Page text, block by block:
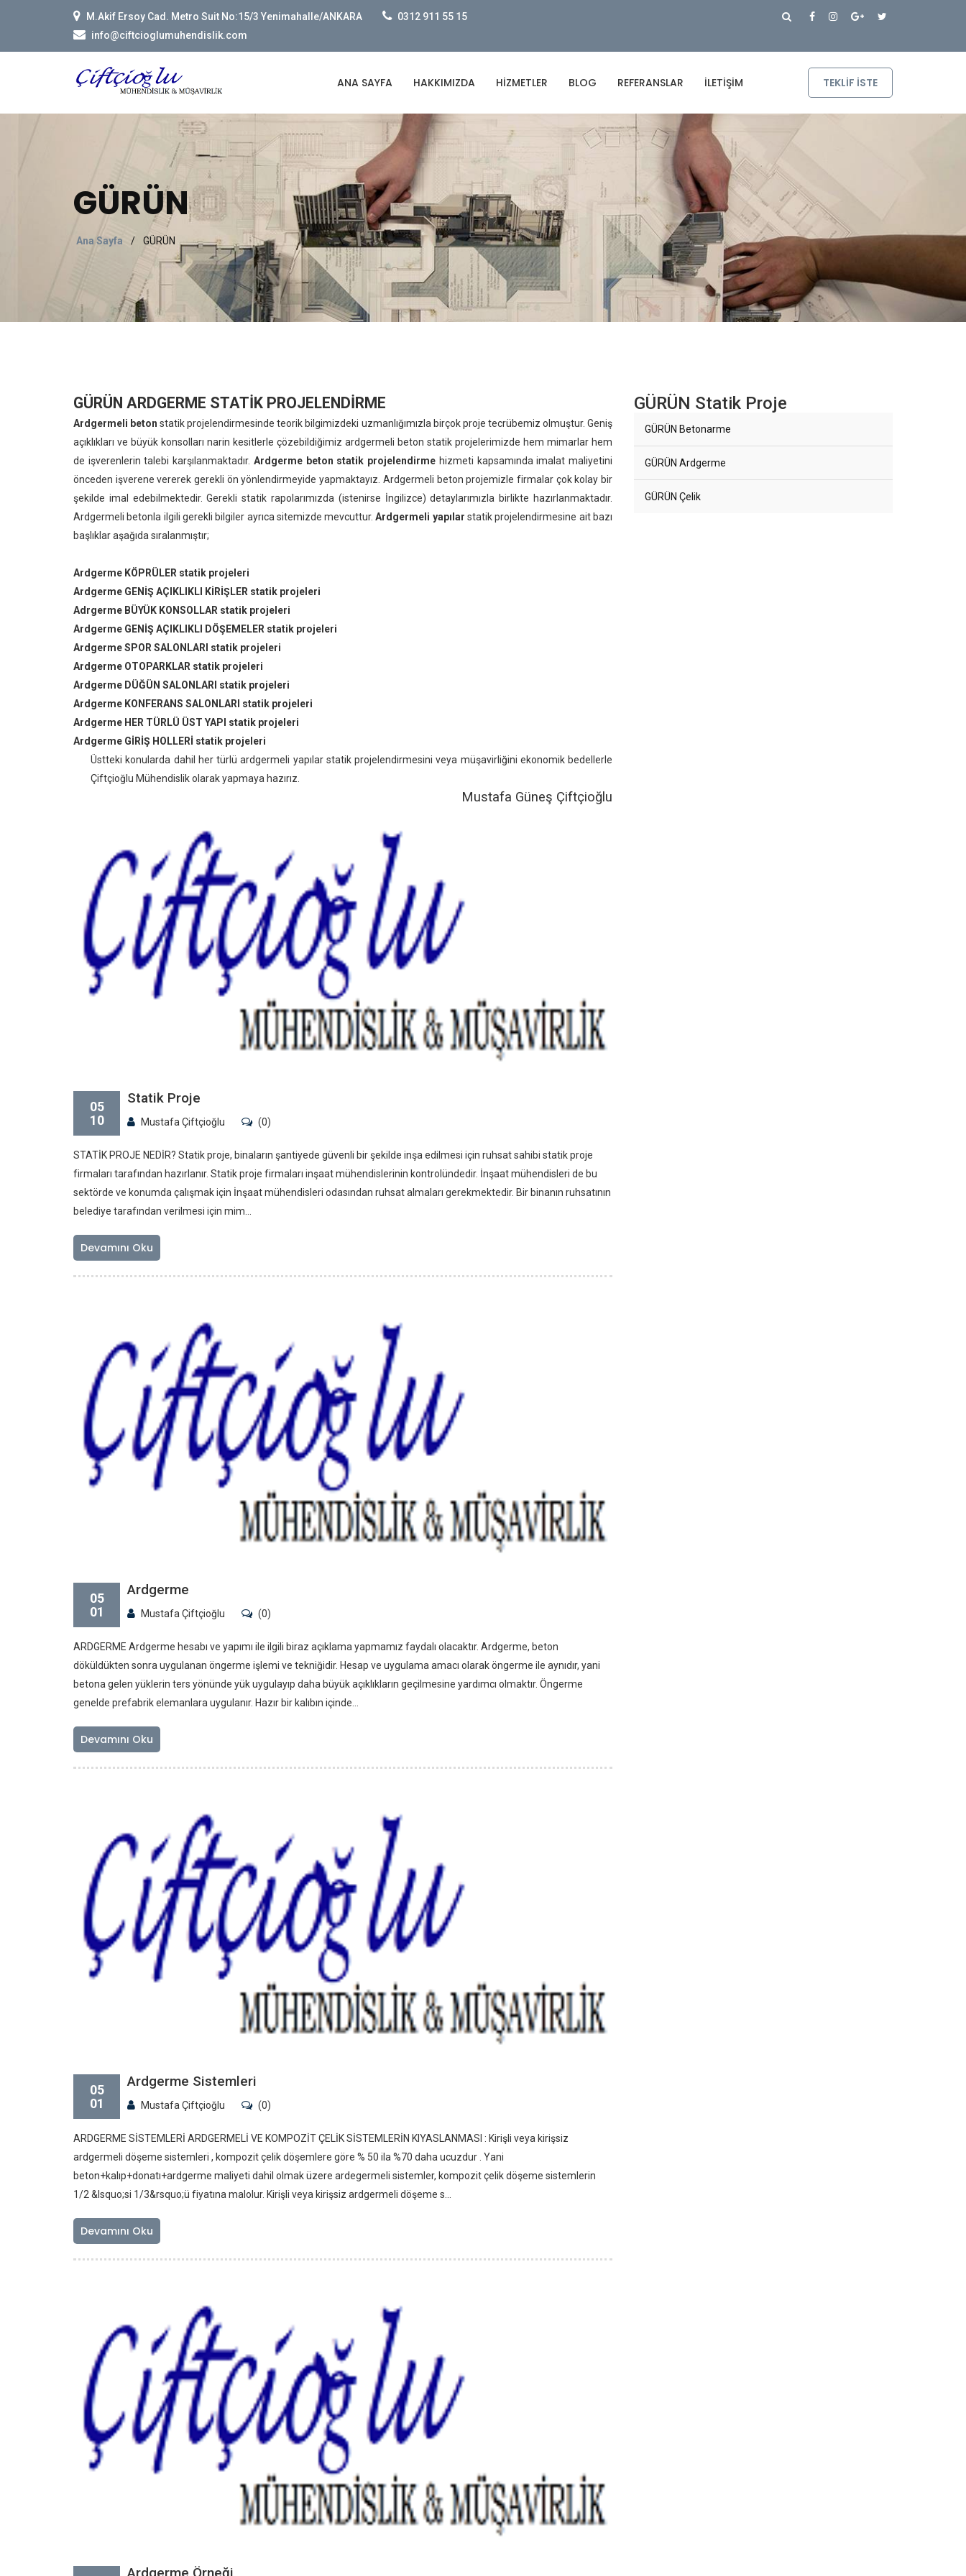
M.Akif Ersoy Cad. Metro Suit No:15/3 Yenimahalle/ANKARA
0312 911 55 15
info@ciftcioglumuhendislik.com
ANA SAYFA HAKKIMIZDA HIZMETLER BLOG REFERANSLAR İLETIŞIM TEKLIF ISTE
GÜRÜN
Ana Sayfa / GÜRÜN
GÜRÜN ARDGERME STATİK PROJELENDİRME
Ardgermeli beton statik projelendirmesinde teorik bilgimizdeki uzmanlığımızla birçok proje tecrübemiz olmuştur. Geniş
açıklıkları ve büyük konsolları narin kesitlerle çözebildiğimiz ardgermeli beton statik projelerimizde hem mimarlar hem
de işverenlerin talebi karşılanmaktadır. Ardgerme beton statik projelendirme hizmeti kapsamında imalat maliyetini
önceden işverene vererek gerekli ön yönlendirmeyide yapmaktayız. Ardgermeli beton projemizle firmalar çok kolay bir
şekilde imal edebilmektedir. Gerekli statik rapolarımızda (istenirse İngilizce) detaylarımızla birlikte hazırlanmaktadır.
Ardgermeli betonla ilgili gerekli bilgiler ayrıca sitemizde mevcuttur.Ardgermeli yapılar statik projelendirmesine ait bazı
başlıklar aşağıda sıralanmıştır;
Ardgerme KÖPRÜLER statik projeleri
Ardgerme GENİŞ AÇIKLIKLI KİRİŞLER statik projeleri
Adrgerme BÜYÜK KONSOLLAR statik projeleri
Ardgerme GENİŞ AÇIKLIKLI DÖŞEMELER statik projeleri
Ardgerme SPOR SALONLARI statik projeleri
Ardgerme OTOPARKLAR statik projeleri
Ardgerme DÜĞÜN SALONLARI statik projeleri
Ardgerme KONFERANS SALONLARI statik projeleri
Ardgerme HER TÜRLÜ ÜST YAPI statik projeleri
Ardgerme GİRİŞ HOLLERİ statik projeleri
Üstteki konularda dahil her türlü ardgermeli yapılar statik projelendirmesini veya müşavirliğini ekonomik bedellerle
Çiftçioğlu Mühendislik olarak yapmaya hazırız.
Mustafa Güneş Çiftçioğlu
05
10
Statik Proje
Mustafa Çiftçioğlu (0)
STATİK PROJE NEDİR? Statik proje, binaların şantiyede güvenli bir şekilde inşa edilmesi için ruhsat sahibi statik proje
firmaları tarafından hazırlanır. Statik proje firmaları inşaat mühendislerinin kontrolündedir. İnşaat mühendisleri de bu
sektörde ve konumda çalışmak için İnşaat mühendisleri odasından ruhsat almaları gerekmektedir. Bir binanın ruhsatının
belediye tarafından verilmesi için mim...
Devamını Oku
05
01
Ardgerme
Mustafa Çiftçioğlu (0)
ARDGERME Ardgerme hesabı ve yapımı ile ilgili biraz açıklama yapmamız faydalı olacaktır. Ardgerme, beton
döküldükten sonra uygulanan öngerme işlemi ve tekniğidir. Hesap ve uygulama amacı olarak öngerme ile aynıdır, yani
betona gelen yüklerin ters yönünde yük uygulayıp daha büyük açıklıkların geçilmesine yardımcı olmaktır. Öngerme
genelde prefabrik elemanlara uygulanır. Hazır bir kalıbın içinde...
Devamını Oku
05
01
Ardgerme Sistemleri
Mustafa Çiftçioğlu (0)
ARDGERME SİSTEMLERİ ARDGERMELİ VE KOMPOZİT ÇELİK SİSTEMLERİN KIYASLANMASI : Kirişli veya kirişsiz
ardgermeli döşeme sistemleri , kompozit çelik döşemlere göre % 50 ila %70 daha ucuzdur . Yani
beton+kalıp+donatı+ardgerme maliyeti dahil olmak üzere ardegermeli sistemler, kompozit çelik döşeme sistemlerin
1/2 &lsquo;si 1/3&rsquo;ü fiyatına malolur. Kirişli veya kirişsiz ardgermeli döşeme s...
Devamını Oku
GÜRÜN Statik Proje
GÜRÜN Betonarme
GÜRÜN Ardgerme
GÜRÜN Çelik